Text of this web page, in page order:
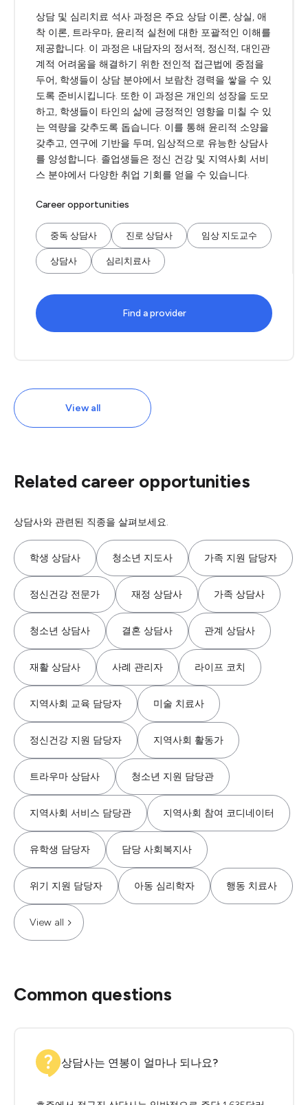
상담 및 심리치료 석사 과정은 주요 상담 이론, 상실, 애
착 이론, 트라우마, 윤리적 실천에 대한 포괄적인 이해를
제공합니다. 이 과정은 내담자의 정서적, 정신적, 대인관
계적 어려움을 해결하기 위한 전인적 접근법에 중점을
두어, 학생들이 상담 분야에서 보람찬 경력을 쌓을 수 있
도록 준비시킵니다. 또한 이 과정은 개인의 성장을 도모
하고, 학생들이 타인의 삶에 긍정적인 영향을 미칠 수 있
는 역량을 갖추도록 돕습니다. 이를 통해 윤리적 소양을
갖추고, 연구에 기반을 두며, 임상적으로 유능한 상담사
를 양성합니다. 졸업생들은 정신 건강 및 지역사회 서비
스 분야에서 다양한 취업 기회를 얻을 수 있습니다.
Career opportunities
중독 상담사 진로 상담사 임상 지도교수
상담사 심리치료사
Find a provider
View all
Related career opportunities
상담사와 관련된 직종을 살펴보세요.
학생 상담사 청소년 지도사 가족 지원 담당자
정신건강 전문가 재정 상담사 가족 상담사
청소년 상담사 결혼 상담사 관계 상담사
재활 상담사 사례 관리자 라이프 코치
지역사회 교육 담당자 미술 치료사
정신건강 지원 담당자 지역사회 활동가
트라우마 상담사 청소년 지원 담당관
지역사회 서비스 담당관 지역사회 참여 코디네이터
유학생 담당자 담당 사회복지사
위기 지원 담당자 아동 심리학자 행동 치료사
View all
Common questions
상담사는 연봉이 얼마나 되나요?